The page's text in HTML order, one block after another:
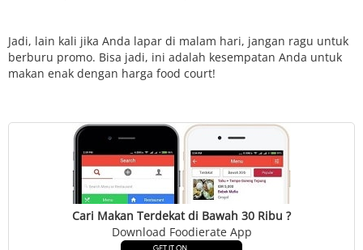
Jadi, lain kali jika Anda lapar di malam hari, jangan ragu untuk
berburu promo. Bisa jadi, ini adalah kesempatan Anda untuk
makan enak dengan harga food court!
Cari Makan Terdekat di Bawah 30 Ribu ?
Download Foodierate App